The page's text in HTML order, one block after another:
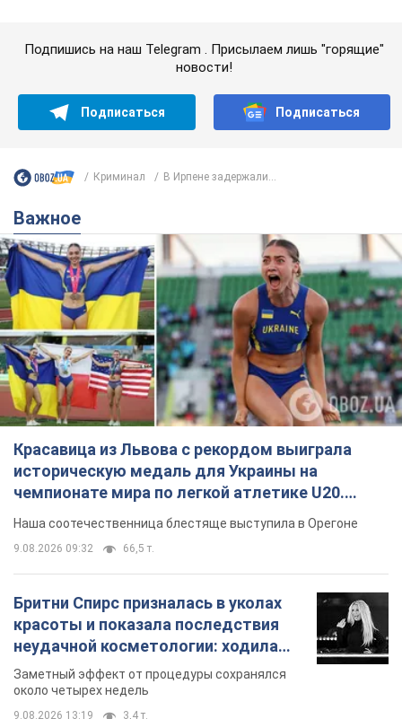
историческую медаль для Украины на
чемпионате мира по легкой атлетике U20.
Видео
Наша соотечественница блестяще выступила в Орегоне
9.08.2026 09:32 66,5 т.
Бритни Спирс призналась в уколах
красоты и показала последствия
неудачной косметологии: ходила
так почти месяц
Заметный эффект от процедуры сохранялся
около четырех недель
9.08.2026 13:19 3,4 т.
В 16–17 лет могла целый день не
есть: украинская модель Кристина
ее коллеги
9.08.2026 16:25 7,3 т.